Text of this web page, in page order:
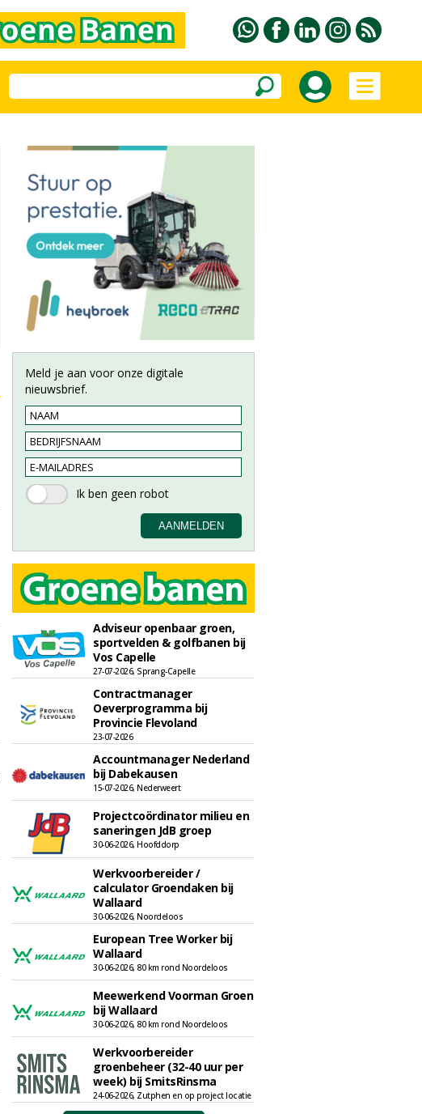
Meld je aan voor onze digitale
nieuwsbrief.
Adviseur openbaar groen,
sportvelden & golfbanen bij
Vos Capelle
27-07-2026, Sprang-Capelle
Contractmanager
Oeverprogramma bij
Provincie Flevoland
23-07-2026
Accountmanager Nederland
bij Dabekausen
15-07-2026, Nederweert
Projectcoördinator milieu en
saneringen JdB groep
30-06-2026, Hoofddorp
Werkvoorbereider /
calculator Groendaken bij
Wallaard
30-06-2026, Noordeloos
European Tree Worker bij
Wallaard
30-06-2026, 80 km rond Noordeloos
Meewerkend Voorman Groen
bij Wallaard
30-06-2026, 80 km rond Noordeloos
Werkvoorbereider
groenbeheer (32-40 uur per
week) bij SmitsRinsma
24-06-2026, Zutphen en op project locatie